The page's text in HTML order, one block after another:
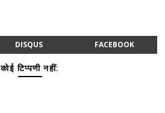
DISQUS FACEBOOK
कोई टिप्पणी नहीं: